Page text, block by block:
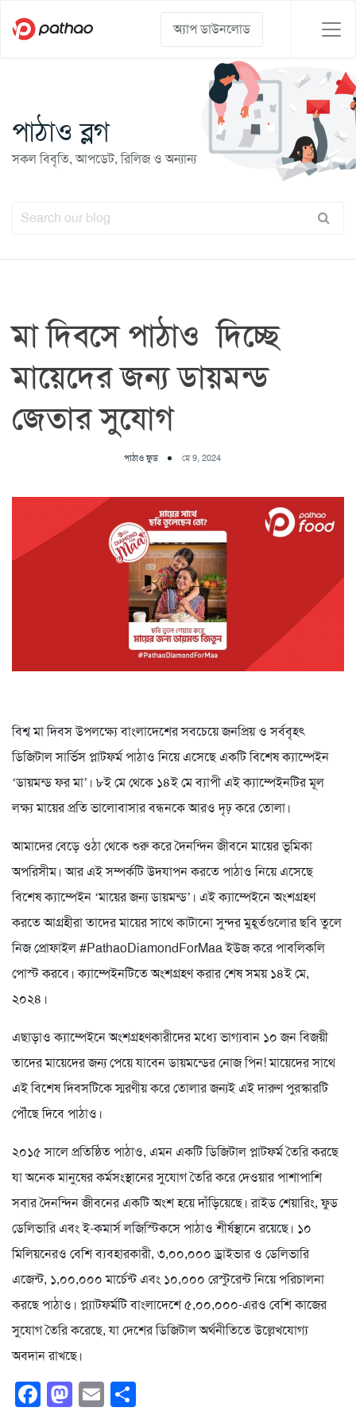
অ্যাপ ডাউনলোড
পাঠাও ব্লগ
সকল বিবৃতি, আপডেট, রিলিজ ও অন্যান্য
মা দিবসে পাঠাও দিচ্ছে
মায়েদের জন্য ডায়মন্ড
জেতার সুযোগ
পাঠাও ফুড মে 9, 2024
বিশ্ব মা দিবস উপলক্ষ্যে বাংলাদেশের সবচেয়ে জনপ্রিয় ও সর্ববৃহৎ
ডিজিটাল সার্ভিস প্লাটফর্ম পাঠাও নিয়ে এসেছে একটি বিশেষ ক্যাম্পেইন
‘ডায়মন্ড ফর মা’। ৮ই মে থেকে ১৪ই মে ব্যাপী এই ক্যাম্পেইনটির মূল
লক্ষ্য মায়ের প্রতি ভালোবাসার বন্ধনকে আরও দৃঢ় করে তোলা।
আমাদের বেড়ে ওঠা থেকে শুরু করে দৈনন্দিন জীবনে মায়ের ভূমিকা
অপরিসীম। আর এই সম্পর্কটি উদযাপন করতে পাঠাও নিয়ে এসেছে
বিশেষ ক্যাম্পেইন ‘মায়ের জন্য ডায়মন্ড’। এই ক্যাম্পেইনে অংশগ্রহণ
করতে আগ্রহীরা তাদের মায়ের সাথে কাটানো সুন্দর মুহূর্তগুলোর ছবি তুলে
নিজ প্রোফাইল #PathaoDiamondForMaa ইউজ করে পাবলিকলি
পোস্ট করবে। ক্যাম্পেইনটিতে অংশগ্রহণ করার শেষ সময় ১৪ই মে,
২০২৪।
এছাড়াও ক্যাম্পেইনে অংশগ্রহণকারীদের মধ্যে ভাগ্যবান ১০ জন বিজয়ী
তাদের মায়েদের জন্য পেয়ে যাবেন ডায়মন্ডের নোজ পিন! মায়েদের সাথে
এই বিশেষ দিবসটিকে স্মরণীয় করে তোলার জন্যই এই দারুণ পুরস্কারটি
পৌঁছে দিবে পাঠাও।
২০১৫ সালে প্রতিষ্ঠিত পাঠাও, এমন একটি ডিজিটাল প্লাটফর্ম তৈরি করছে
যা অনেক মানুষের কর্মসংস্থানের সুযোগ তৈরি করে দেওয়ার পাশাপাশি
সবার দৈনন্দিন জীবনের একটি অংশ হয়ে দাঁড়িয়েছে। রাইড শেয়ারিং, ফুড
ডেলিভারি এবং ই-কমার্স লজিস্টিকসে পাঠাও শীর্ষস্থানে রয়েছে। ১০
মিলিয়নেরও বেশি ব্যবহারকারী, ৩,০০,০০০ ড্রাইভার ও ডেলিভারি
এজেন্ট, ১,০০,০০০ মার্চেন্ট এবং ১০,০০০ রেস্টুরেন্ট নিয়ে পরিচালনা
করছে পাঠাও। প্ল্যাটফর্মটি বাংলাদেশে ৫,০০,০০০-এরও বেশি কাজের
সুযোগ তৈরি করেছে, যা দেশের ডিজিটাল অর্থনীতিতে উল্লেখযোগ্য
অবদান রাখছে।
Facebook
Mastodon
Email